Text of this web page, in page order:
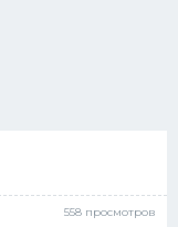
558 просмотров